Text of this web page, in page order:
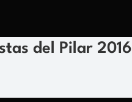
del Pilar 2016